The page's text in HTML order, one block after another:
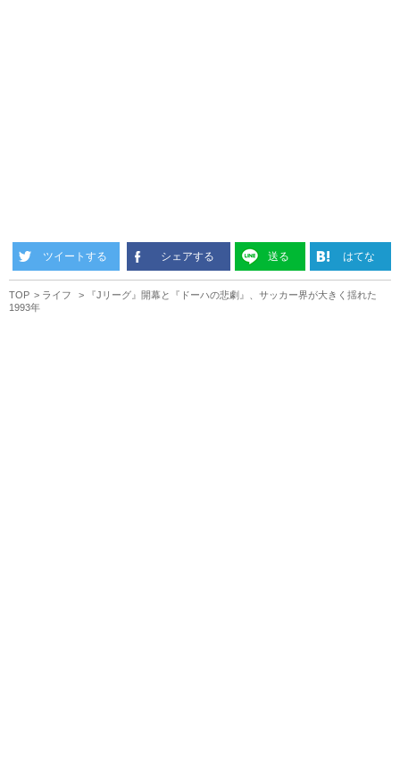
ツイートする シェアする 送る はてな
TOP ライフ
『Jリーグ』開幕と『ドーハの悲劇』、サッカー界が大きく揺れた
1993年